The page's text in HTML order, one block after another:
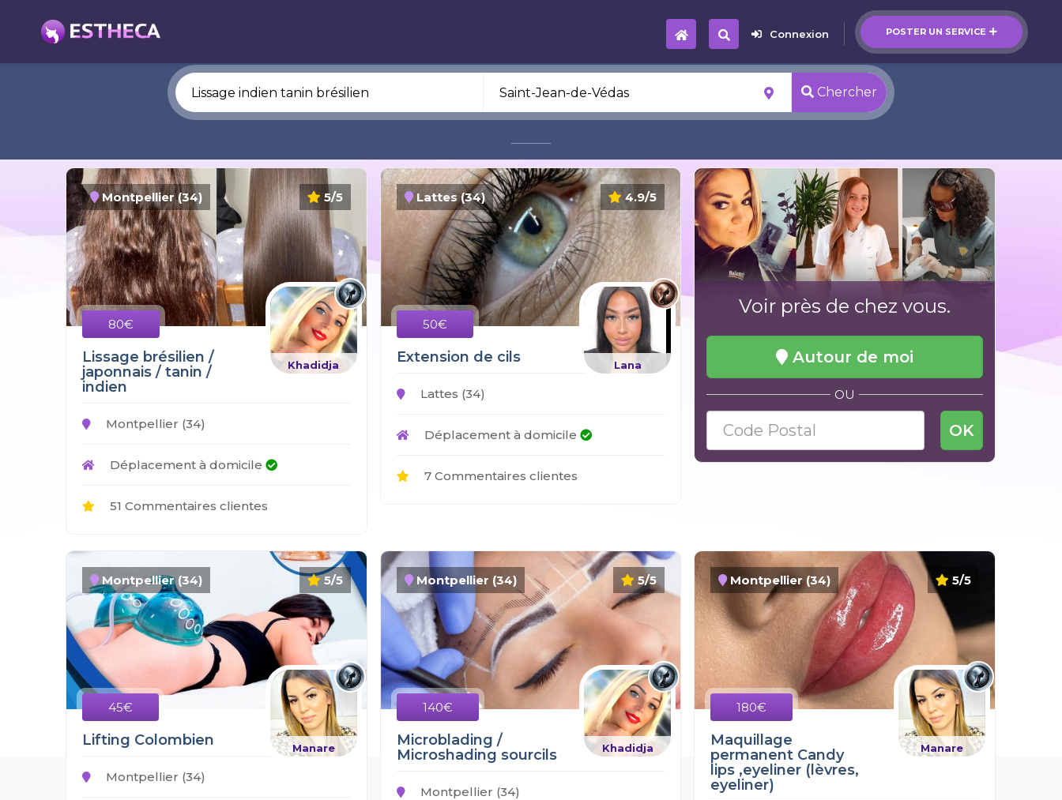
POSTER UN SERVICE
Connexion
Chercher
5/5
Montpellier (34)
80€
Khadidja
Lissage brésilien /
japonnais / tanin /
indien
Montpellier (34)
Déplacement à domicile
51 Commentaires clientes
4.9/5
Lattes (34)
50€
Lana
Extension de cils
Lattes (34)
Déplacement à domicile
7 Commentaires clientes
Voir près de chez vous.
Autour de moi
OU
OK
5/5
Montpellier (34)
45€
Manare
Lifting Colombien
Montpellier (34)
5/5
Montpellier (34)
140€
Khadidja
Microblading /
Microshading sourcils
Montpellier (34)
5/5
Montpellier (34)
180€
Manare
Maquillage
permanent Candy
lips ,eyeliner (lèvres,
eyeliner)